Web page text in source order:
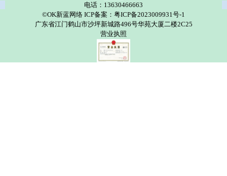
电话：13630466663
©OK新蓝网络 ICP备案：粤ICP备2023009931号-1
广东省江门鹤山市沙坪新城路496号华苑大厦二楼2C25
营业执照